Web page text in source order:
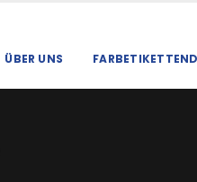
ÜBER UNS